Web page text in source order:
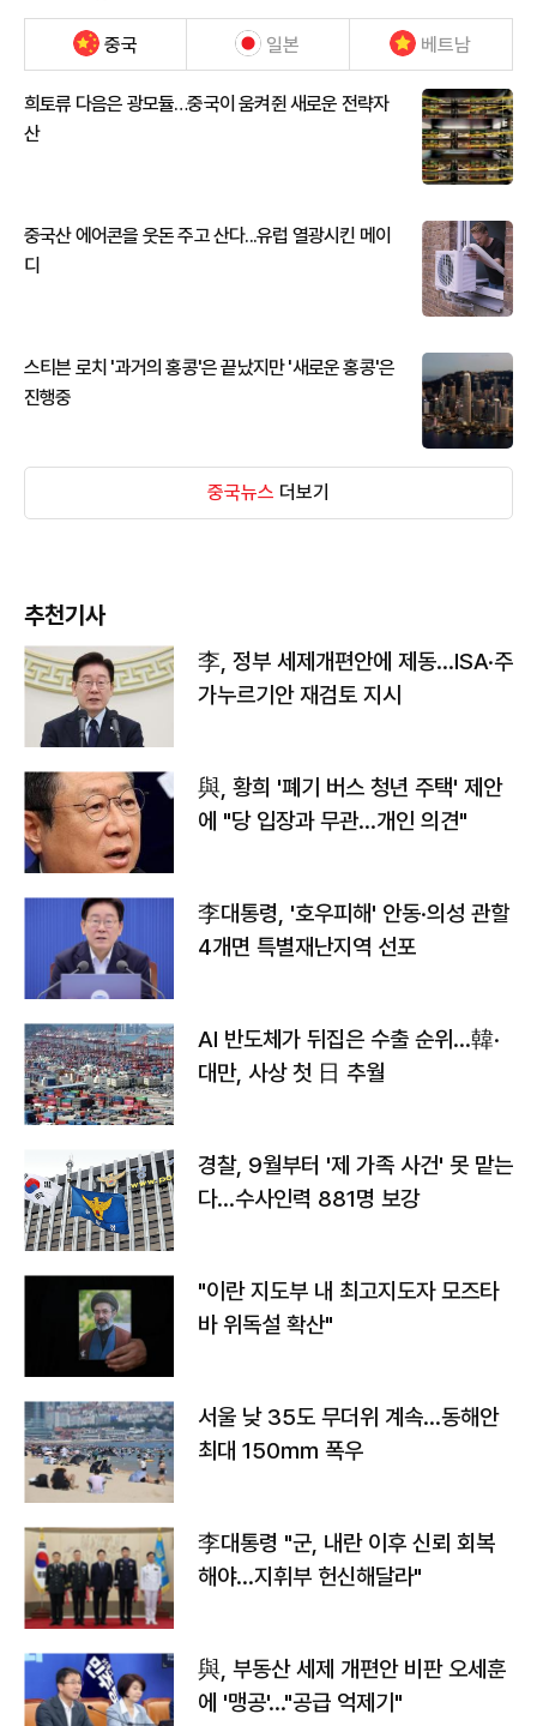
중국 일본 베트남
희토류 다음은 광모듈…중국이 움켜쥔 새로운 전략자
산
중국산 에어콘을 웃돈 주고 산다...유럽 열광시킨 메이
디
스티븐 로치 '과거의 홍콩'은 끝났지만 '새로운 홍콩'은
진행중
중국뉴스 더보기
추천기사
李, 정부 세제개편안에 제동…ISA·주
가누르기안 재검토 지시
與, 황희 '폐기 버스 청년 주택' 제안
에 "당 입장과 무관…개인 의견"
李대통령, '호우피해' 안동·의성 관할
4개면 특별재난지역 선포
AI 반도체가 뒤집은 수출 순위…韓·
대만, 사상 첫 日 추월
경찰, 9월부터 '제 가족 사건' 못 맡는
다…수사인력 881명 보강
"이란 지도부 내 최고지도자 모즈타
바 위독설 확산"
서울 낮 35도 무더위 계속…동해안
최대 150㎜ 폭우
李대통령 "군, 내란 이후 신뢰 회복
해야…지휘부 헌신해달라"
與, 부동산 세제 개편안 비판 오세훈
에 '맹공'…"공급 억제기"